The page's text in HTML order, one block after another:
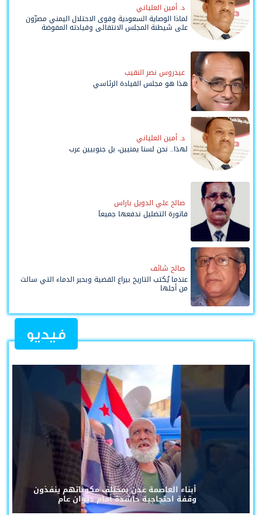
د. أمين العلياني
لماذا الوصاية السعودية وقوى الاحتلال اليمني مصرّون
على شيطنة المجلس الانتقالي وقيادته المفوضة
وحواضنه الشعبية؟
عيدروس نصر النقيب
هذا هو مجلس القيادة الرئاسي
د. أمين العلياني
لهذا.. نحن لسنا يمنيين، بل جنوبيين عرب
صالح علي الدويل باراس
فاتورة التضليل ندفعها جميعاً
صالح شائف
عندما يُكتب التاريخ بيراع القضية وبحبر الدماء التي سالت
من أجلها
فيديو
أبناء العاصمة عدن بمختلف مكوناتهم ينفذون
وقفة احتجاجية حاشدة أمام ديوان عام